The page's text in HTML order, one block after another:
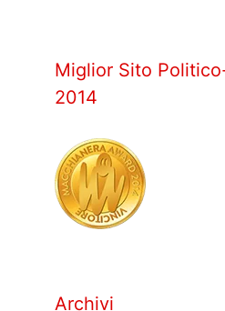
Miglior Sito
2014
Archivi